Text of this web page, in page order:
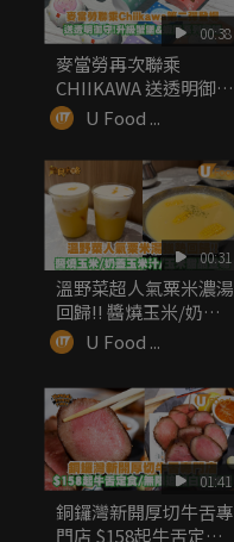
00:38
麥當勞再次聯乘
CHIIKAWA 送透明御
守！升級... U Food ...
00:31
溫野菜超人氣粟米濃湯
回歸!! 醬燒玉米/奶蓋
玉米...
U Food ...
01:41
銅鑼灣新開厚切牛舌專
門店 $158起牛舌定食/